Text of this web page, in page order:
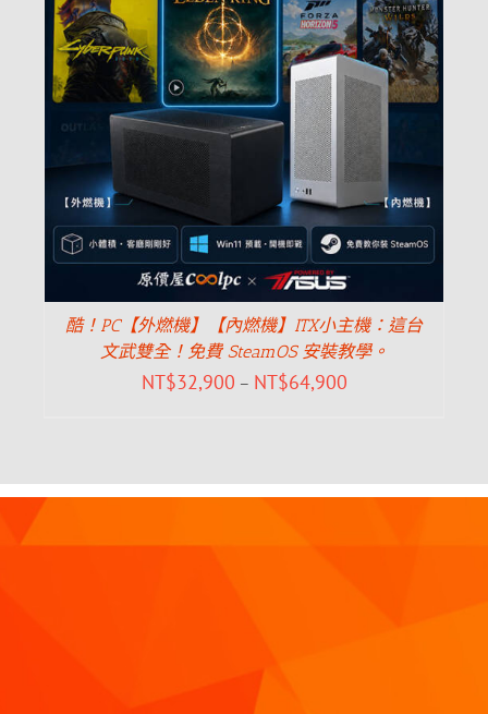
酷！PC【外燃機】【內燃機】ITX小主機：這台
文武雙全！免費 SteamOS 安裝教學。
NT$32,900 – NT$64,900